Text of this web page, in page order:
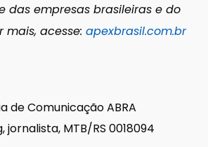
das empresas brasileiras e do
mais, acesse: apexbrasil.com.br
de Comunicação ABRA
jornalista, MTB/RS 0018094